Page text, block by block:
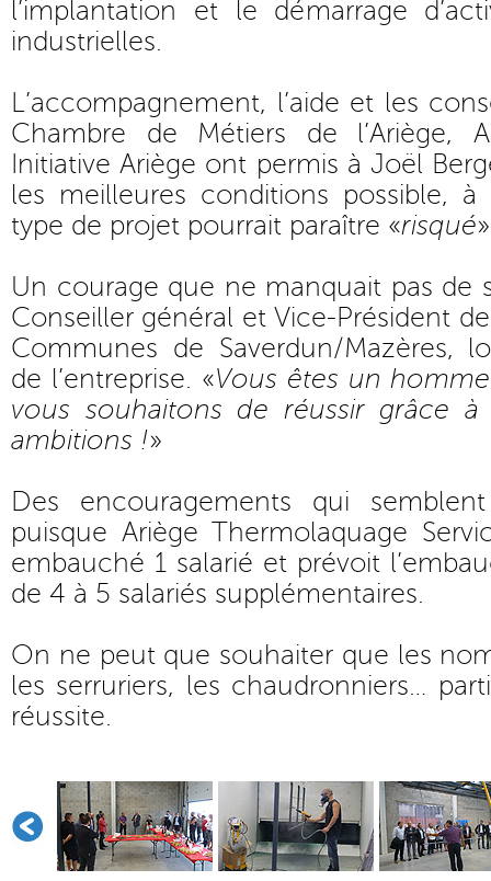
l’implantation et le démarrage
industrielles.
L’accompagnement, l’aide et les
Chambre de Métiers de l’Ariège,
Initiative Ariège ont permis à Joël
les meilleures conditions possible,
type de projet pourrait paraître «risqué
Un courage que ne manquait pas de
Conseiller général et Vice-Président
Communes de Saverdun/Mazères,
de l’entreprise. «Vous êtes un
vous souhaitons de réussir grâce
ambitions !»
Des encouragements qui
puisque Ariège Thermolaquage
embauché 1 salarié et prévoit
de 4 à 5 salariés supplémentaires.
On ne peut que souhaiter que les
les serruriers, les chaudronniers…
réussite.